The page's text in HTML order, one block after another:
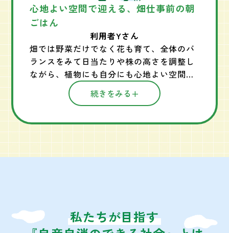
心地よい空間で迎える、畑仕事前の朝
ごはん
利用者Yさん
畑では野菜だけでなく花も育て、全体のバ
ランスをみて日当たりや株の高さを調整し
ながら、植物にも自分にも心地よい空間を
意識して育てています。 植物と昆虫が共存
している環境で、畑作業の前に朝ごはんを
入れをしながら、彼らと対話し、元気に成
ります。 将来的に自宅の庭で、このくつろ
続きをみる
私たちが目指す